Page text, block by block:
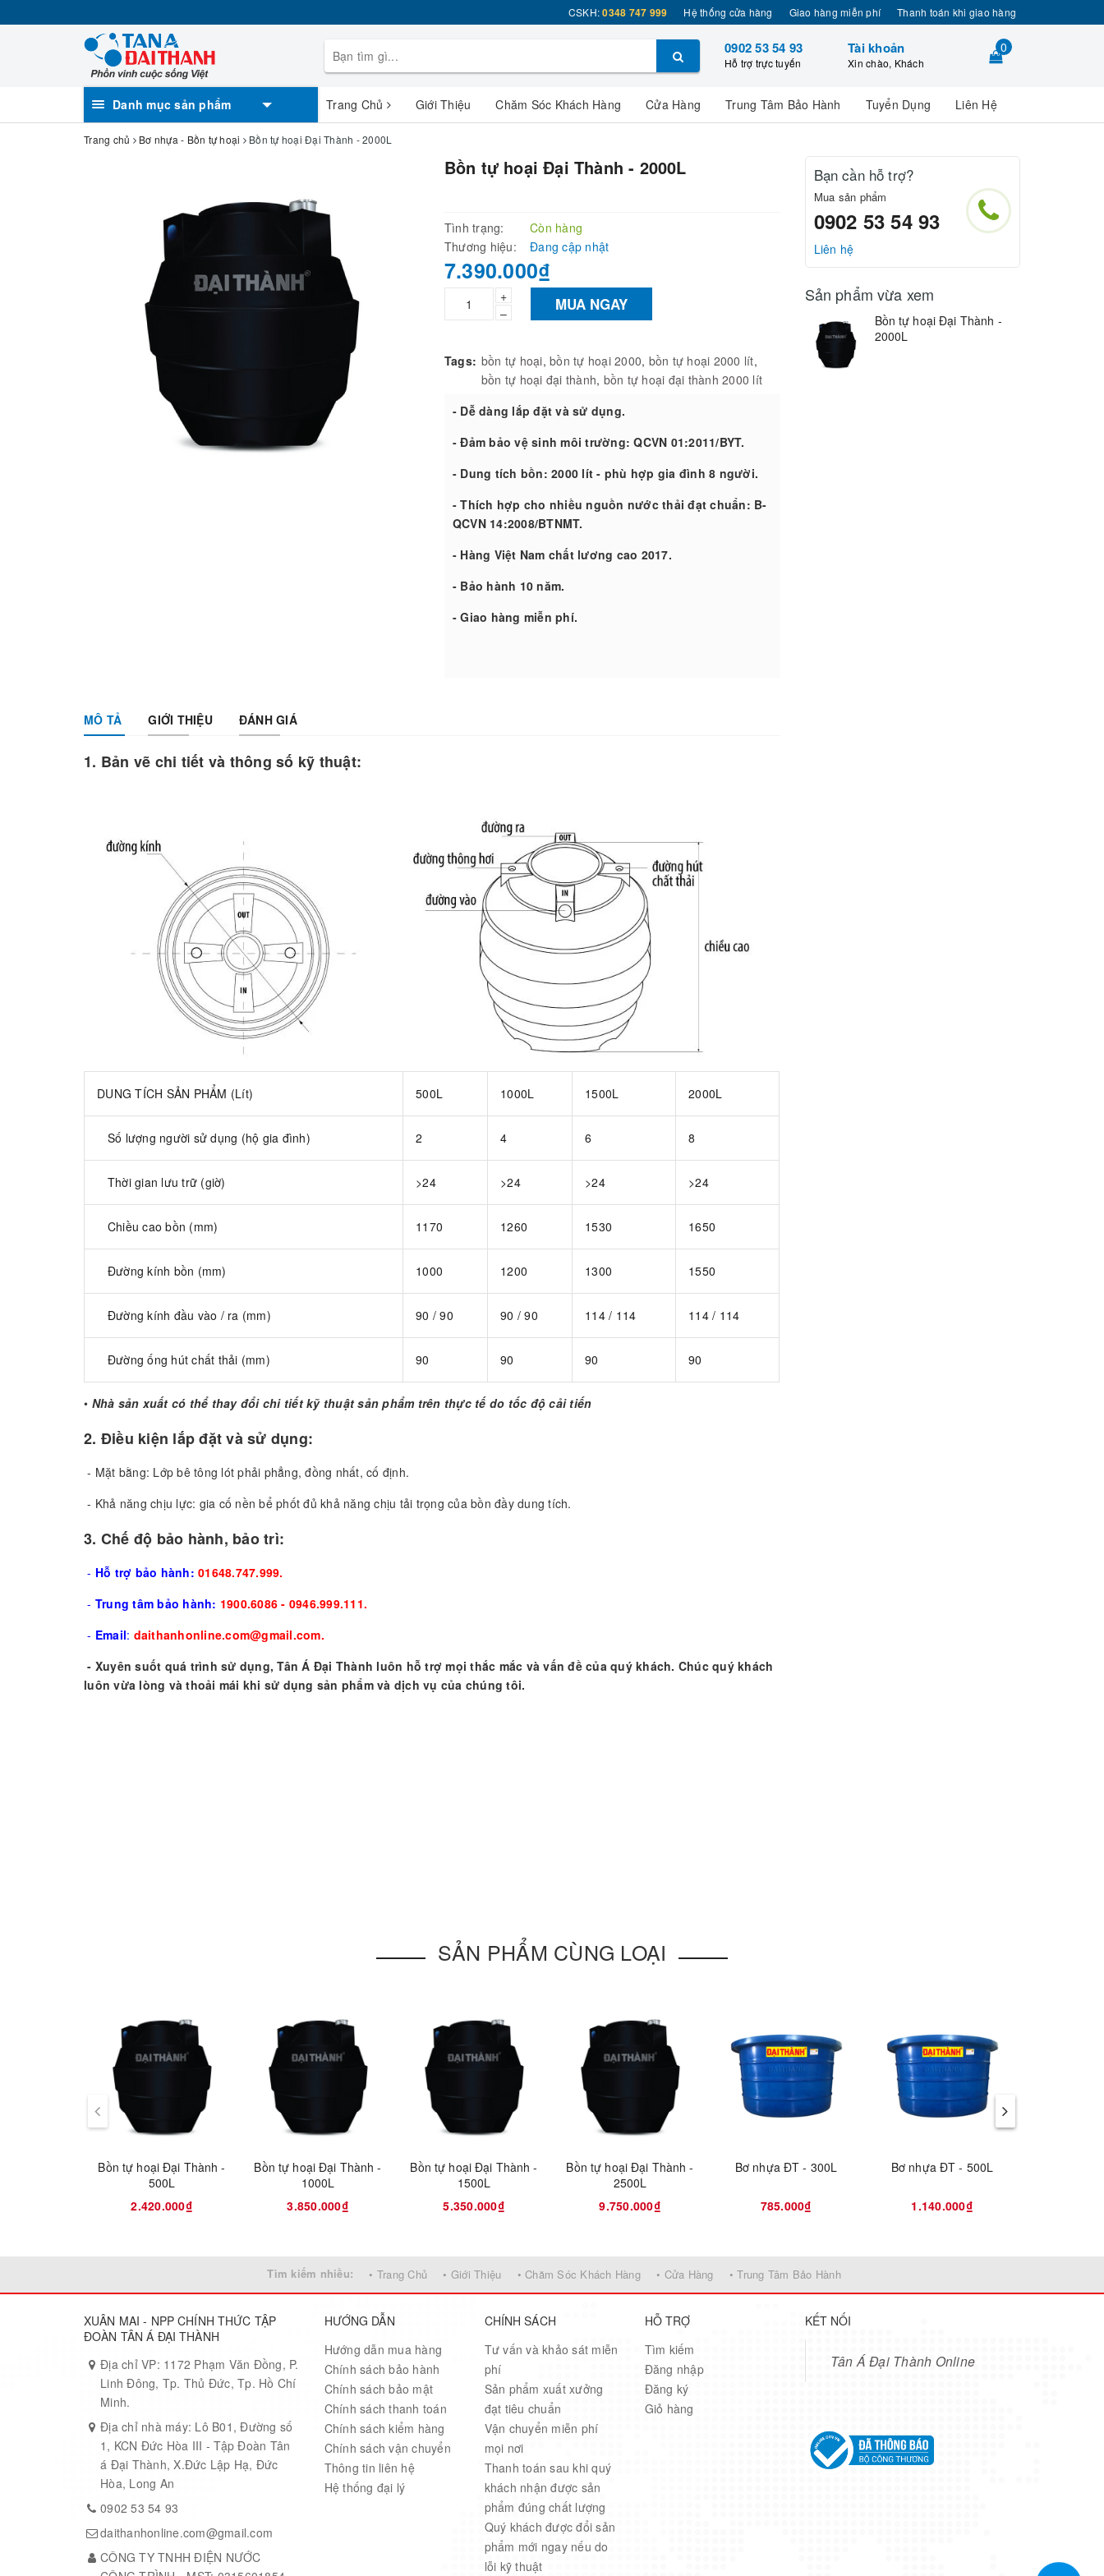
CSKH:0348 747 999 Hệ thống cửa hàng Giao hàng miễn phí Thanh toán khi giao hàng
0902 53 54 93
Hỗ trợ trực tuyến
Tài khoản
Xin chào, Khách
0
Danh mục sản phẩm Trang Chủ Giới Thiệu Chăm Sóc Khách Hàng Cửa Hàng Trung Tâm Bảo Hành Tuyển Dụng Liên Hệ
Trang chủ Bơ nhựa - Bồn tự hoại Bồn tự hoại Đại Thành - 2000L
Bồn tự hoại Đại Thành - 2000L
Tình trạng:
Còn hàng
Thương hiệu:
Đang cập nhật
7.390.000₫
+
–
MUA NGAY
Tags: bồn tự hoại, bồn tự hoại 2000, bồn tự hoại 2000 lít,
bồn tự hoại đại thành, bồn tự hoại đại thành 2000 lít
- Dễ dàng lắp đặt và sử dụng.
- Đảm bảo vệ sinh môi trường: QCVN 01:2011/BYT.
- Dung tích bồn: 2000 lít - phù hợp gia đình 8 người.
- Thích hợp cho nhiều nguồn nước thải đạt chuẩn: B-
QCVN 14:2008/BTNMT.
- Hàng Việt Nam chất lương cao 2017.
- Bảo hành 10 năm.
- Giao hàng miễn phí.
MÔ TẢ GIỚI THIỆU ĐÁNH GIÁ
1. Bản vẽ chi tiết và thông số kỹ thuật:
DUNG TÍCH SẢN PHẨM (Lít) 500L 1000L 1500L 2000L
Số lượng người sử dụng (hộ gia đình) 2 4 6 8
Thời gian lưu trữ (giờ) >24 >24 >24 >24
Chiều cao bồn (mm) 1170 1260 1530 1650
Đường kính bồn (mm) 1000 1200 1300 1550
Đường kính đầu vào / ra (mm) 90 / 90 90 / 90 114 / 114 114 / 114
Đường ống hút chất thải (mm) 90 90 90 90
• Nhà sản xuất có thể thay đổi chi tiết kỹ thuật sản phẩm trên thực tế do tốc độ cải tiến
2. Điều kiện lắp đặt và sử dụng:
- Mặt bằng: Lớp bê tông lót phải phẳng, đồng nhất, cố định.
- Khả năng chịu lực: gia cố nền bể phốt đủ khả năng chịu tải trọng của bồn đầy dung tích.
3. Chế độ bảo hành, bảo trì:
- Hỗ trợ bảo hành: 01648.747.999.
- Trung tâm bảo hành: 1900.6086 - 0946.999.111.
- Email: daithanhonline.com@gmail.com.
- Xuyên suốt quá trình sử dụng, Tân Á Đại Thành luôn hỗ trợ mọi thắc mắc và vấn đề của quý khách. Chúc quý khách
luôn vừa lòng và thoải mái khi sử dụng sản phẩm và dịch vụ của chúng tôi.
Bạn cần hỗ trợ?
Mua sản phẩm
0902 53 54 93
Liên hệ
Sản phẩm vừa xem
Bồn tự hoại Đại Thành -
2000L
SẢN PHẨM CÙNG LOẠI
Bồn tự hoại Đại Thành -
500L
2.420.000₫
Bồn tự hoại Đại Thành -
1000L
3.850.000₫
Bồn tự hoại Đại Thành -
1500L
5.350.000₫
Bồn tự hoại Đại Thành -
2500L
9.750.000₫
Bơ nhựa ĐT - 300L
785.000₫
Bơ nhựa ĐT - 500L
1.140.000₫
Tìm kiếm nhiều: • Trang Chủ • Giới Thiệu • Chăm Sóc Khách Hàng • Cửa Hàng • Trung Tâm Bảo Hành
XUÂN MAI - NPP CHÍNH THỨC TẬP
ĐOÀN TÂN Á ĐẠI THÀNH
Địa chỉ VP: 1172 Phạm Văn Đồng, P.
Linh Đông, Tp. Thủ Đức, Tp. Hồ Chí
Minh.
Địa chỉ nhà máy: Lô B01, Đường số
1, KCN Đức Hòa III - Tập Đoàn Tân
á Đại Thành, X.Đức Lập Hạ, Đức
Hòa, Long An
0902 53 54 93
daithanhonline.com@gmail.com
CÔNG TY TNHH ĐIỆN NƯỚC
HƯỚNG DẪN
Hướng dẫn mua hàng
Chính sách bảo hành
Chính sách bảo mật
Chính sách thanh toán
Chính sách kiểm hàng
Chính sách vận chuyển
Thông tin liên hệ
Hệ thống đại lý
CHÍNH SÁCH
Tư vấn và khảo sát miễn
phí
Sản phẩm xuất xưởng
đạt tiêu chuẩn
Vận chuyển miễn phí
mọi nơi
Thanh toán sau khi quý
khách nhận được sản
phẩm đúng chất lượng
Quý khách được đổi sản
phẩm mới ngay nếu do
lỗi kỹ thuật
HỖ TRỢ
Tìm kiếm
Đăng nhập
Đăng ký
Giỏ hàng
KẾT NỐI
Tân Á Đại Thành Online